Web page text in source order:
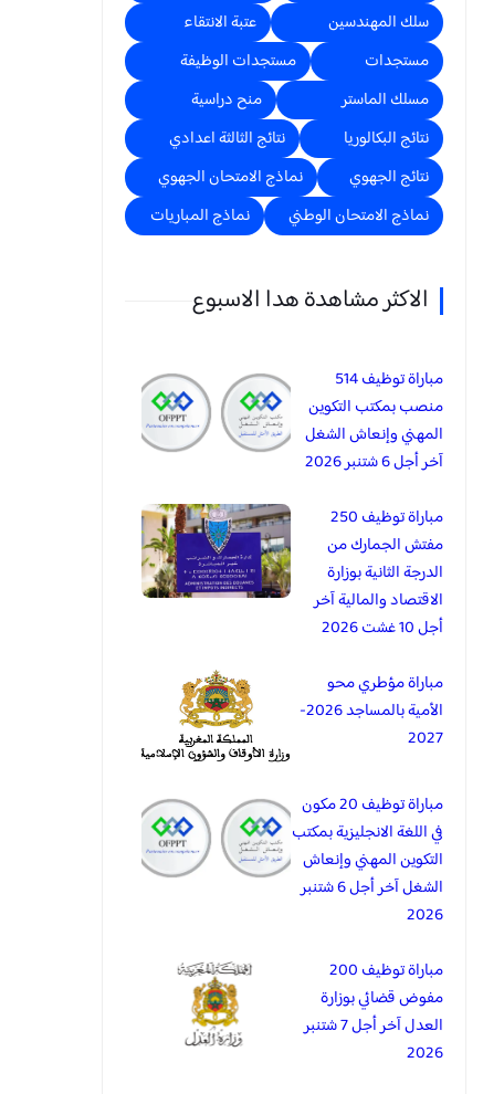
سلك المهندسين
عتبة الانتقاء
مستجدات
مستجدات الوظيفة
مسلك الماستر
منح دراسية
نتائج البكالوريا
نتائج الثالثة اعدادي
نتائج الجهوي
نماذج الامتحان الجهوي
نماذج الامتحان الوطني
نماذج المباريات
الاكثر مشاهدة هدا الاسبوع
مباراة توظيف 514
منصب بمكتب التكوين
المهني وإنعاش الشغل
آخر أجل 6 شتنبر 2026
مباراة توظيف 250
مفتش الجمارك من
الدرجة الثانية بوزارة
الاقتصاد والمالية آخر
أجل 10 غشت 2026
مباراة مؤطري محو
الأمية بالمساجد 2026-
2027
مباراة توظيف 20 مكون
في اللغة الانجليزية بمكتب
التكوين المهني وإنعاش
الشغل آخر أجل 6 شتنبر
2026
مباراة توظيف 200
مفوض قضائي بوزارة
العدل آخر أجل 7 شتنبر
2026